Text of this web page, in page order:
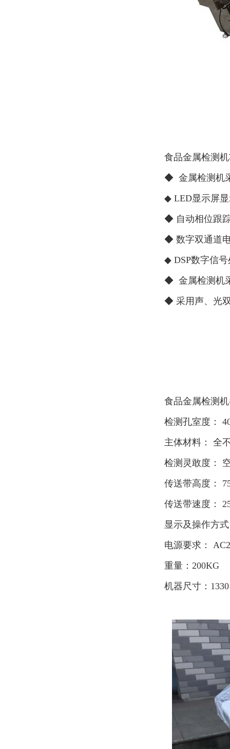
食品金属检测
◆ 金属检测机
◆ LED显示屏
◆ 自动相位跟
◆ 数字双通道
◆ DSP数字信
◆ 金属检测机
◆ 采用声、光
食品金属检测
检测孔室度：
主体材料： 全
检测灵敢度：
传送带高度：
传送带速度：
显示及操作方
电源要求：
重量：200KG
机器尺寸：